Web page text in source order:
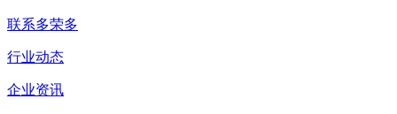
联系多荣多
行业动态
企业资讯